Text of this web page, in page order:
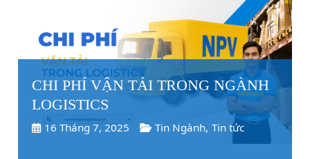
CHI PHÍ VẬN TẢI TRONG NGÀNH
LOGISTICS
16 Tháng 7, 2025 Tin Ngành, Tin tức